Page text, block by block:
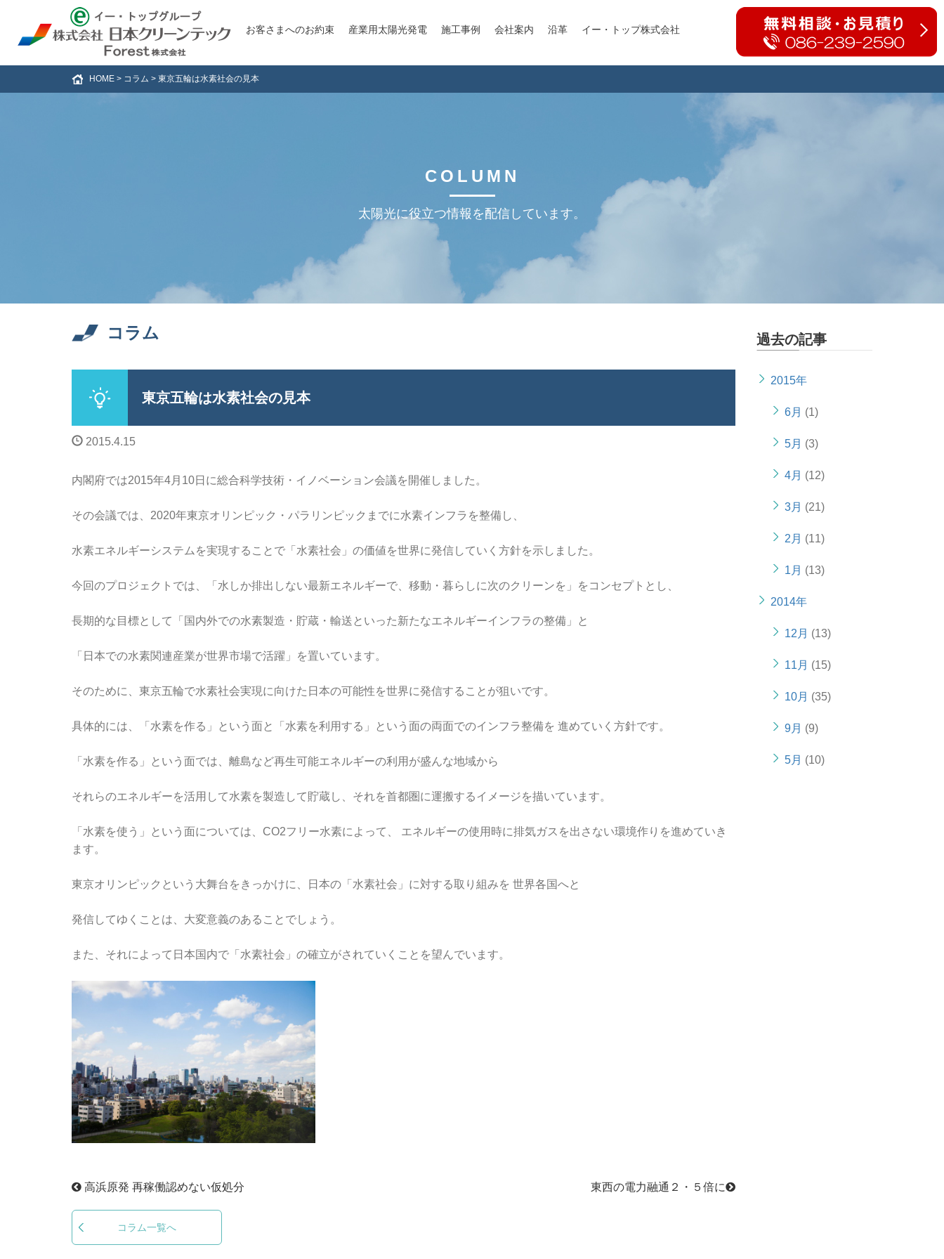
お客さまへのお約束 産業用太陽光発電 施工事例 会社案内 沿革 イー・トップ株式会社
HOME > コラム > 東京五輪は水素社会の見本
COLUMN
太陽光に役立つ情報を配信しています。
コラム
東京五輪は水素社会の見本
2015.4.15
内閣府では2015年4月10日に総合科学技術・イノベーション会議を開催しました。
その会議では、2020年東京オリンピック・パラリンピックまでに水素インフラを整備し、
水素エネルギーシステムを実現することで「水素社会」の価値を世界に発信していく方針を示しました。
今回のプロジェクトでは、「水しか排出しない最新エネルギーで、移動・暮らしに次のクリーンを」をコンセプトとし、
長期的な目標として「国内外での水素製造・貯蔵・輸送といった新たなエネルギーインフラの整備」と
「日本での水素関連産業が世界市場で活躍」を置いています。
そのために、東京五輪で水素社会実現に向けた日本の可能性を世界に発信することが狙いです。
具体的には、「水素を作る」という面と「水素を利用する」という面の両面でのインフラ整備を 進めていく方針です。
「水素を作る」という面では、離島など再生可能エネルギーの利用が盛んな地域から
それらのエネルギーを活用して水素を製造して貯蔵し、それを首都圏に運搬するイメージを描いています。
「水素を使う」という面については、CO2フリー水素によって、 エネルギーの使用時に排気ガスを出さない環境作りを進めていき
ます。
東京オリンピックという大舞台をきっかけに、日本の「水素社会」に対する取り組みを 世界各国へと
発信してゆくことは、大変意義のあることでしょう。
また、それによって日本国内で「水素社会」の確立がされていくことを望んでいます。
高浜原発 再稼働認めない仮処分 東西の電力融通２・５倍に
コラム一覧へ
過去の記事
2015年
6月 (1)
5月 (3)
4月 (12)
3月 (21)
2月 (11)
1月 (13)
2014年
12月 (13)
11月 (15)
10月 (35)
9月 (9)
5月 (10)